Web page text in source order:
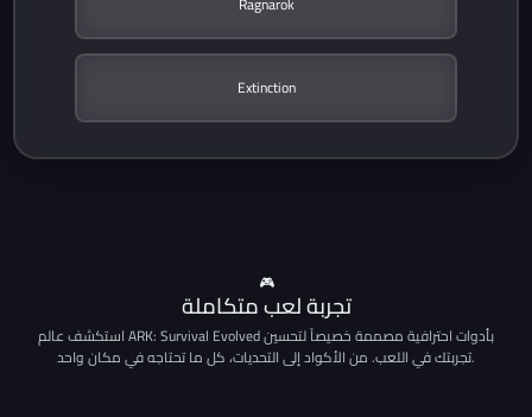
Extinction
🎮
تجربة لعب متكاملة
استكشف عالم ARK: Survival Evolved بأدوات احترافية مصممة خصيصاً لتحسين
تجربتك في اللعب. من الأكواد إلى التحديات، كل ما تحتاجه في مكان واحد.